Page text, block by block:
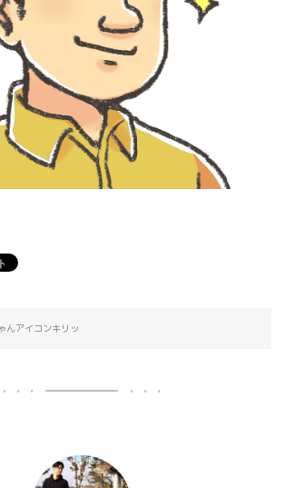
んアイコンキリッ